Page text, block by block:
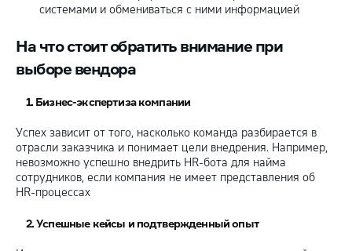
системами и обмениваться с ними информацией
На что стоит обратить внимание при
выборе вендора
1. Бизнес-экспертиза компании
Успех зависит от того, насколько команда разбирается в
отрасли заказчика и понимает цели внедрения. Например,
невозможно успешно внедрить HR-бота для найма
сотрудников, если компания не имеет представления об
HR-процессах
2. Успешные кейсы и подтвержденный опыт